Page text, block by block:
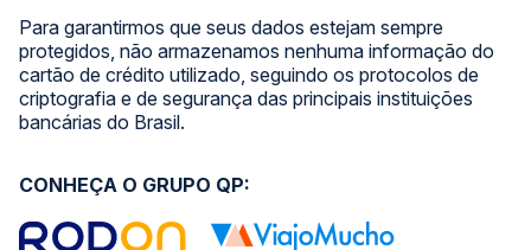
Para garantirmos que seus dados estejam sempre
protegidos, não armazenamos nenhuma informação do
cartão de crédito utilizado, seguindo os protocolos de
criptografia e de segurança das principais instituições
bancárias do Brasil.
CONHEÇA O GRUPO QP: